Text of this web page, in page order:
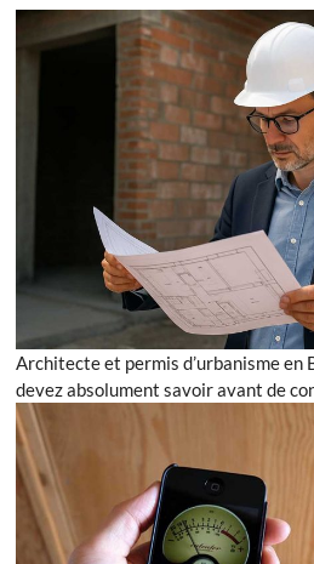
Architecte et permis d’urbanisme en
devez absolument savoir avant de